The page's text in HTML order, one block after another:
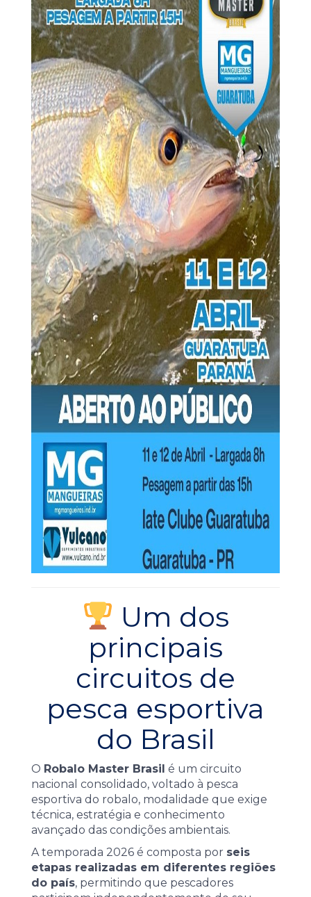
Um dos
principais
circuitos de
pesca esportiva
do Brasil
O Robalo Master Brasil é um circuito
nacional consolidado, voltado à pesca
esportiva do robalo, modalidade que exige
técnica, estratégia e conhecimento
avançado das condições ambientais.
A temporada 2026 é composta por seis
etapas realizadas em diferentes regiões
do país, permitindo que pescadores